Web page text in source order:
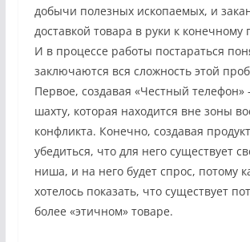
добычи полезных ископаемых, и
доставкой товара в руки к конечному
И в процессе работы постараться
заключаются вся сложность этой
Первое, создавая «Честный
шахту, которая находится вне зоны
конфликта. Конечно, создавая
убедиться, что для него существует
ниша, и на него будет спрос, потому
хотелось показать, что существует
более «этичном» товаре.